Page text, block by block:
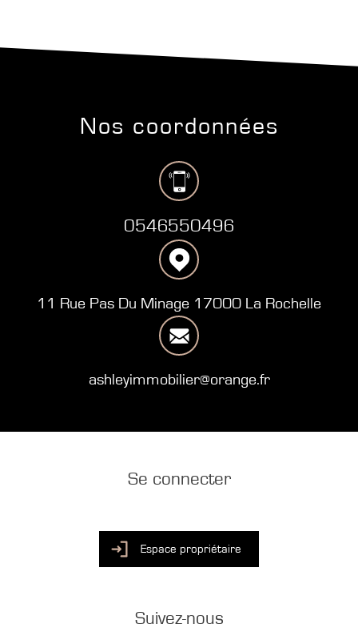
nos coordonnées
0546550496
11 Rue Pas Du Minage 17000 La Rochelle
ashleyimmobilier@orange.fr
Suivez-nous
Se connecter
Espace propriétaire